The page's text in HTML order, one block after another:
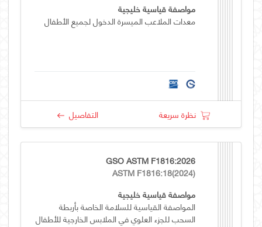
مواصفة قياسية خليجية
معدات الملاعب الميسرة الدخول لجميع الأطفال
نظرة سريعة التفاصيل
GSO ASTM F1816:2026
ASTM F1816:18(2024)
مواصفة قياسية خليجية
المواصفة القياسية للسلامة الخاصة بأربطة
السحب للجزء العلوي في الملابس الخارجية للأطفال